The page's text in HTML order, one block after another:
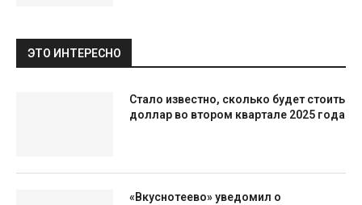
ЭТО ИНТЕРЕСНО
Стало известно, сколько будет стоить
доллар во втором квартале 2025 года
«Вкуснотеево» уведомил о